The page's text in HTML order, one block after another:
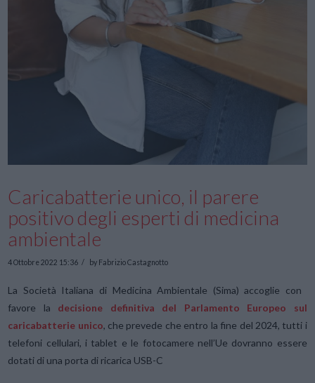
Caricabatterie unico, il parere
positivo degli esperti di medicina
ambientale
4 Ottobre 2022 15:36 by Fabrizio Castagnotto
La Società Italiana di Medicina Ambientale (Sima) accoglie con
favore la decisione definitiva del Parlamento Europeo sul
caricabatterie unico, che prevede che entro la fine del 2024, tutti i
telefoni cellulari, i tablet e le fotocamere nell’Ue dovranno essere
dotati di una porta di ricarica USB-C